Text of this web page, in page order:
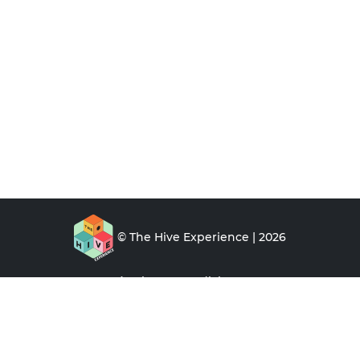
© The Hive Experience | 2026
Términos y condiciones